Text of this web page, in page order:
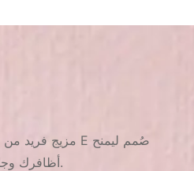
أظافرك وجلدك المحيط عناية شاملة.